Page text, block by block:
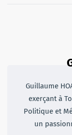
Guillaume
exerçant à
Politique et
un